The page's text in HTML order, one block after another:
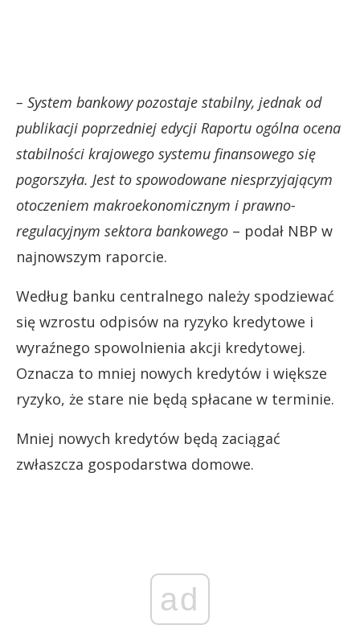
– System bankowy pozostaje stabilny, jednak od
publikacji poprzedniej edycji Raportu ogólna ocena
stabilności krajowego systemu finansowego się
pogorszyła. Jest to spowodowane niesprzyjającym
otoczeniem makroekonomicznym i prawno-
regulacyjnym sektora bankowego – podał NBP w
najnowszym raporcie.
Według banku centralnego należy spodziewać
się wzrostu odpisów na ryzyko kredytowe i
wyraźnego spowolnienia akcji kredytowej.
Oznacza to mniej nowych kredytów i większe
ryzyko, że stare nie będą spłacane w terminie.
Mniej nowych kredytów będą zaciągać
zwłaszcza gospodarstwa domowe.
ad